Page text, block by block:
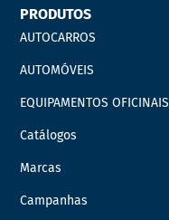
PRODUTOS
AUTOCARROS
AUTOMÓVEIS
EQUIPAMENTOS OFICINAIS
Catálogos
Marcas
Campanhas